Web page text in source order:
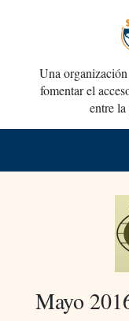
Una
fomentar el
entre
Mayo